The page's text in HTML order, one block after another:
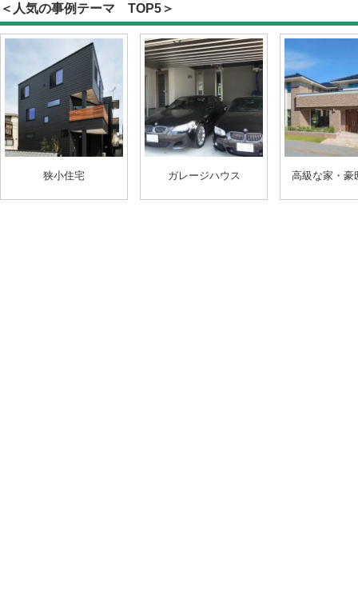
＜人気の事例テーマ TOP5＞
狭小住宅 ガレージハウス 高級な家・豪